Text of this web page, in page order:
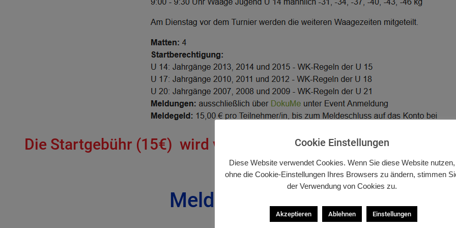
Die Startgebühr (15€) wird vom Kämpfer getragen – Bitte im
Trainer*innen
Meldeschluss: 26.08.2026
Cookie Einstellungen
Diese Website verwendet Cookies. Wenn Sie diese Website nutzen,
ohne die Cookie-Einstellungen Ihres Browsers zu ändern, stimmen
der Verwendung von Cookies zu.
Akzeptieren Ablehnen Einstellungen